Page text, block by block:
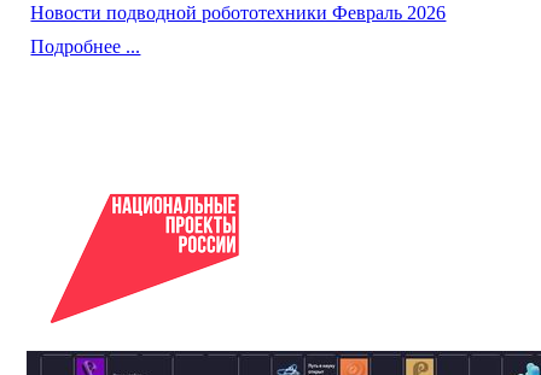
Новости подводной робототехники Февраль 2026
Подробнее ...